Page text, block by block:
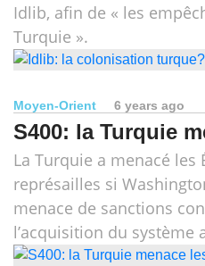
Idlib, afin de « les
Turquie ».
Moyen-Orient 6 years ago
S400: la Turquie
La Turquie a menacé les
représailles si
menace de sanctions
l’acquisition du système